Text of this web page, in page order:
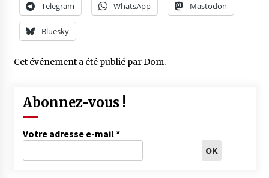
Telegram WhatsApp Mastodon
Bluesky
Cet événement a été publié parDom.
Abonnez-vous !
Votre adresse e-mail*